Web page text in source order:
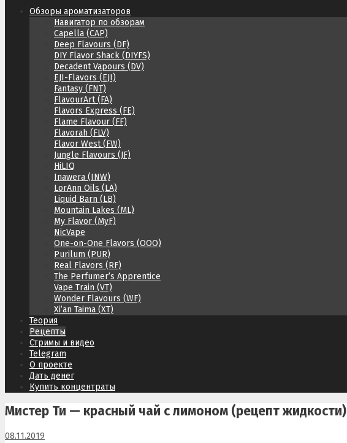
Обзоры ароматизаторов
Навигатор по обзорам
Capella (CAP)
Deep Flavours (DF)
DIY Flavor Shack (DIYFS)
Decadent Vapours (DV)
EJI-Flavors (EJI)
Fantasy (FNT)
FlavourArt (FA)
Flavors Express (FE)
Flame Flavour (FF)
Flavorah (FLV)
Flavor West (FW)
Jungle Flavours (JF)
HiLIQ
Inawera (INW)
LorAnn Oils (LA)
Liquid Barn (LB)
Mountain Lakes (ML)
My Flavor (MyF)
NicVape
One-on-One Flavors (OOO)
Purilum (PUR)
Real Flavors (RF)
The Perfumer’s Apprentice
Vape Train (VT)
Wonder Flavours (WF)
Xi’an Taima (XT)
Теория
Рецепты
Стримы и видео
Telegram
О проекте
Дать денег
Купить концентраты
Мистер Ти — красный чай с лимоном (рецепт жидкости)
08.11.2019